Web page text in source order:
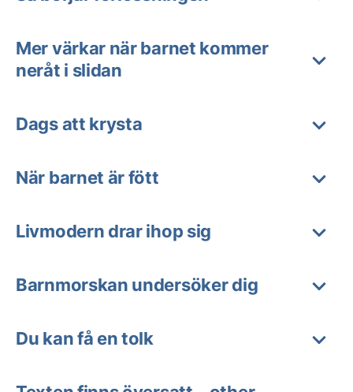
Mer värkar när barnet kommer
neråt i slidan
Dags att krysta
När barnet är fött
Livmodern drar ihop sig
Barnmorskan undersöker dig
Du kan få en tolk